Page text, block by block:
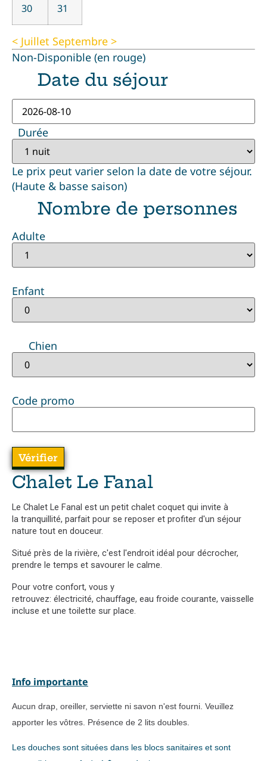
30 31
< Juillet Septembre >
Non-Disponible (en rouge)
Date du séjour
Durée
Le prix peut varier selon la date de votre séjour.
(Haute & basse saison)
Nombre de personnes
Adulte
Enfant
Chien
Code promo
Chalet Le Fanal
Le Chalet Le Fanal est un petit chalet coquet qui invite à
la tranquillité, parfait pour se reposer et profiter d'un séjour
nature tout en douceur.
Situé près de la rivière, c'est l'endroit idéal pour décrocher,
prendre le temps et savourer le calme.
Pour votre confort, vous y
retrouvez: électricité, chauffage, eau froide courante, vaisselle
incluse et une toilette sur place.
Info importante
Aucun drap, oreiller, serviette ni savon n'est fourni. Veuillez
apporter les vôtres. Présence de 2 lits doubles.
Les douches sont situées dans les blocs sanitaires et sont